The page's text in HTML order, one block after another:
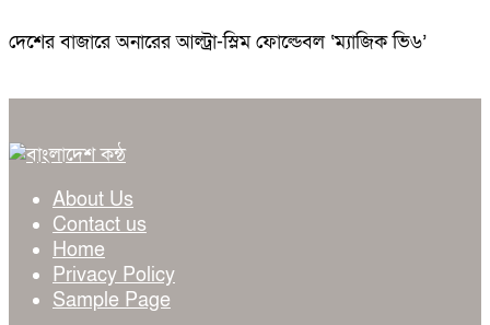
দেশের বাজারে অনারের আল্ট্রা-স্লিম ফোল্ডেবল ‘ম্যাজিক ভি৬’
About Us
Contact us
Home
Privacy Policy
Sample Page